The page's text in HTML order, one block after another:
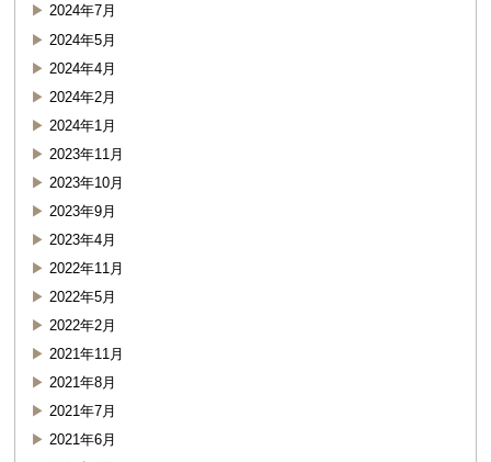
2024年7月
2024年5月
2024年4月
2024年2月
2024年1月
2023年11月
2023年10月
2023年9月
2023年4月
2022年11月
2022年5月
2022年2月
2021年11月
2021年8月
2021年7月
2021年6月